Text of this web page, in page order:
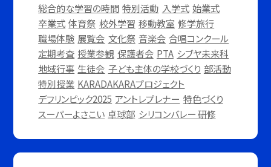
総合的な学習の時間 特別活動 入学式 始業式
卒業式 体育祭 校外学習 移動教室 修学旅行
職場体験 展覧会 文化祭 音楽会 合唱コンクール
定期考査 授業参観 保護者会 PTA シブヤ未来科
地域行事 生徒会 子ども主体の学校づくり 部活動
特別授業 KARADAKARAプロジェクト
デフリンピック2025 アントレプレナー 特色づくり
スーパーよさこい 卓球部 シリコンバレー 研修